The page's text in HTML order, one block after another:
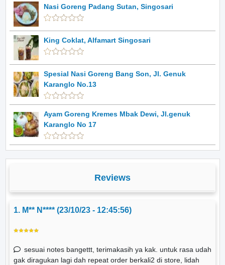
Nasi Goreng Padang Sutan, Singosari
King Coklat, Alfamart Singosari
Spesial Nasi Goreng Bang Son, Jl. Genuk
Karanglo No.13
Ayam Goreng Kremes Mbak Dewi, Jl.genuk
Karanglo No 17
Reviews
1. M** N**** (23/10/23 - 12:45:56)
sesuai notes bangettt, terimakasih ya kak. untuk rasa udah
gak diragukan lagi dah repeat order berkali2 di store, lidah